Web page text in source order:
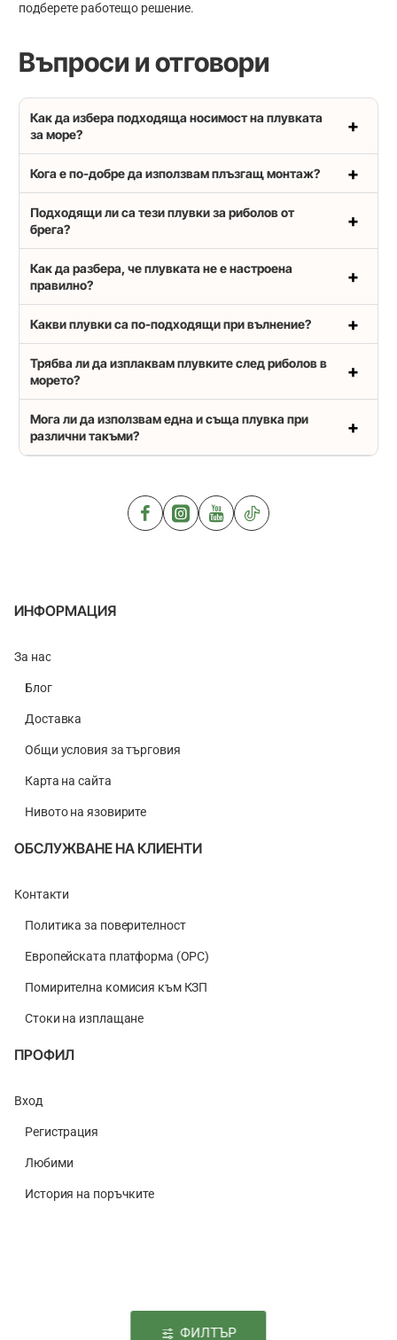
подберете работещо решение.
Въпроси и отговори
Как да избера подходяща носимост на плувката
за море?
Кога е по-добре да използвам плъзгащ монтаж?
Подходящи ли са тези плувки за риболов от
брега?
Как да разбера, че плувката не е настроена
правилно?
Какви плувки са по-подходящи при вълнение?
Трябва ли да изплаквам плувките след риболов в
морето?
Мога ли да използвам една и съща плувка при
различни такъми?
ИНФОРМАЦИЯ
За нас
Блог
Доставка
Общи условия за търговия
Карта на сайта
Нивото на язовирите
ОБСЛУЖВАНЕ НА КЛИЕНТИ
Контакти
Политика за поверителност
Европейската платформа (ОРС)
Помирителна комисия към КЗП
Стоки на изплащане
ПРОФИЛ
Вход
Регистрация
Любими
История на поръчките
ФИЛТЪР